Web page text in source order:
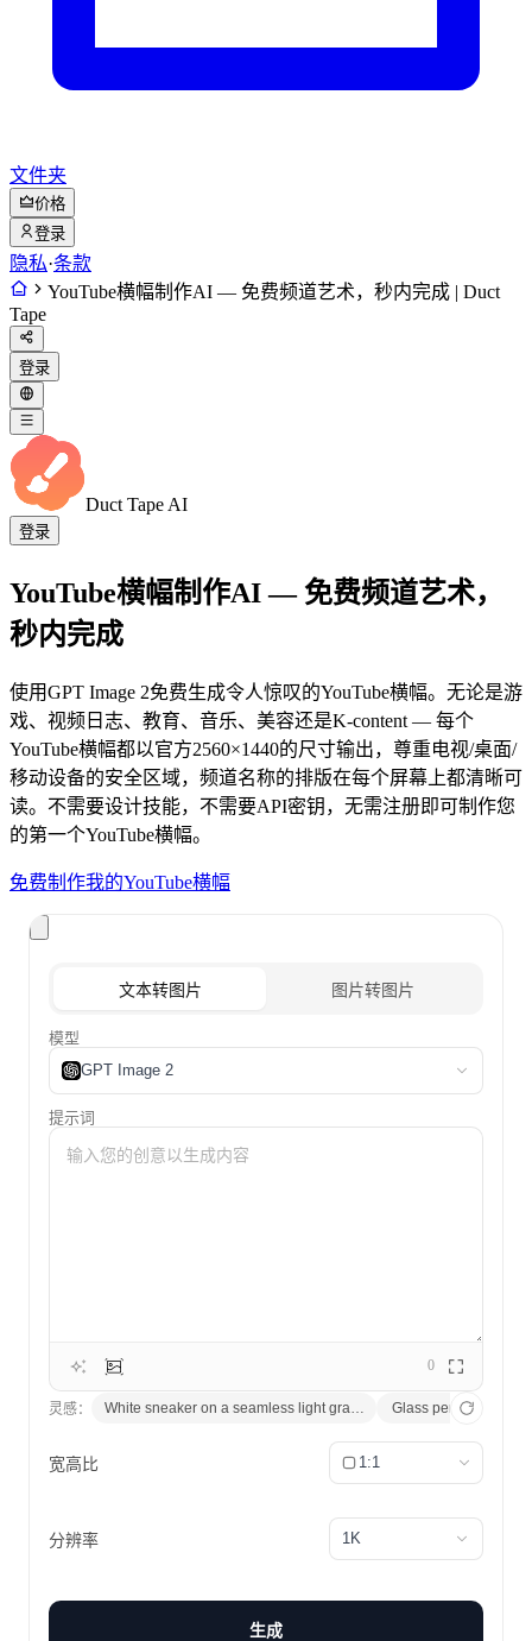
文件夹
价格
登录
隐私·条款
YouTube横幅制作AI — 免费频道艺术，秒内完成 | Duct
Tape
登录
Duct Tape AI
登录
YouTube横幅制作AI — 免费频道艺术，
秒内完成
使用GPT Image 2免费生成令人惊叹的YouTube横幅。无论是游
戏、视频日志、教育、音乐、美容还是K-content — 每个
YouTube横幅都以官方2560×1440的尺寸输出，尊重电视/桌面/
移动设备的安全区域，频道名称的排版在每个屏幕上都清晰可
读。不需要设计技能，不需要API密钥，无需注册即可制作您
的第一个YouTube横幅。
免费制作我的YouTube横幅
文本转图片 图片转图片
模型
GPT Image 2
提示词
0
灵感： White sneaker on a seamless light gray backdrop, soft studio
Glass perfume bottle
宽高比 1:1
分辨率 1K
生成